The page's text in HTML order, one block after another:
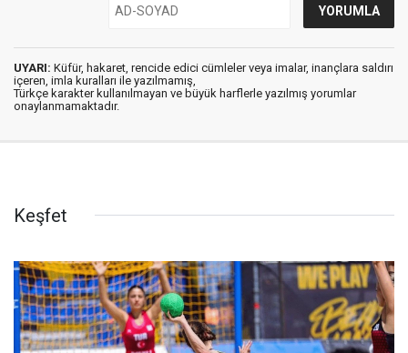
UYARI: Küfür, hakaret, rencide edici cümleler veya imalar, inançlara saldırı
içeren, imla kuralları ile yazılmamış,
Türkçe karakter kullanılmayan ve büyük harflerle yazılmış yorumlar
onaylanmamaktadır.
Keşfet